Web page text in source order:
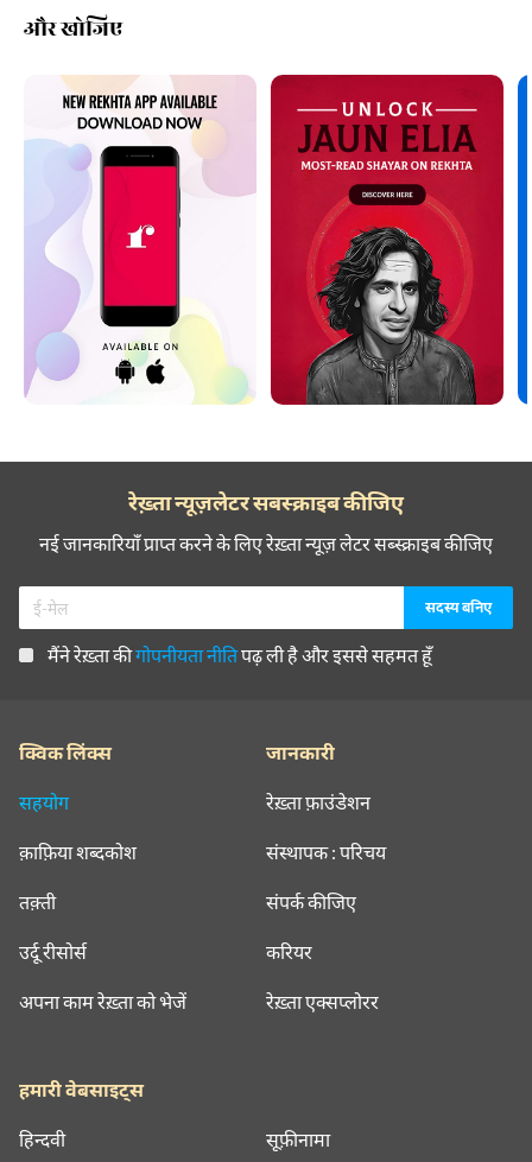
और खोजिए
रेख़्ता न्यूज़लेटर सबस्क्राइब कीजिए
नई जानकारियाँ प्राप्त करने के लिए रेख़्ता न्यूज़ लेटर सब्स्क्राइब कीजिए
मैंने रेख़्ता कीगोपनीयता नीतिपढ़ ली है और इससे सहमत हूँ
क्विक लिंक्स
सहयोग
क़ाफ़िया शब्दकोश
तक़्ती
उर्दू रीसोर्स
अपना काम रेख़्ता को भेजें
जानकारी
रेख़्ता फ़ाउंडेशन
संस्थापक : परिचय
संपर्क कीजिए
करियर
रेख़्ता एक्सप्लोरर
हमारी वेबसाइट्स
हिन्दवी सूफ़ीनामा